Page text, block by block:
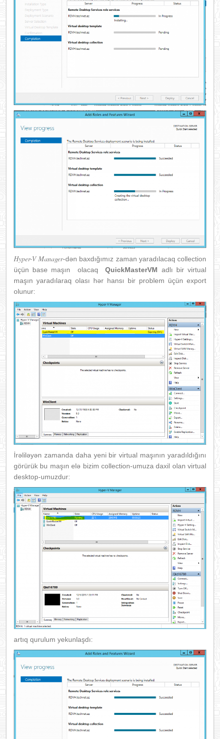
Hyper-V Manager-dən baxdığımız zaman yaradılacaq collection
üçün base maşın olacaqQuickMasterVM adlı bir virtual
maşın yaradılaraq olası hər hansı bir problem üçün export
olunur:
İrəliləyən zamanda daha yeni bir virtual maşının yaradıldığını
görürük bu maşın elə bizim collection-umuza daxil olan virtual
desktop-umuzdur:
artıq qurulum yekunlaşdı: